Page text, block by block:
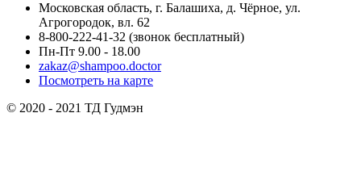
Московская область, г. Балашиха, д. Чёрное, ул.
Агрогородок, вл. 62
8-800-222-41-32 (звонок бесплатный)
Пн-Пт 9.00 - 18.00
zakaz@shampoo.doctor
Посмотреть на карте
© 2020 - 2021 ТД Гудмэн